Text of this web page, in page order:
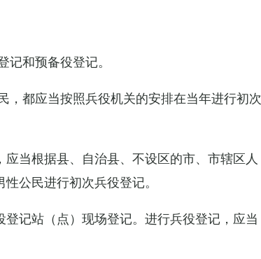
和预备役登记。
都应当按照兵役机关的安排在当年进行初次
当根据县、自治县、不设区的市、市辖区人
公民进行初次兵役登记。
记站（点）现场登记。进行兵役登记，应当